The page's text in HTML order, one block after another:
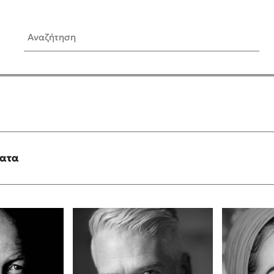
Αναζήτηση
είναι «το πρόβλημα»
αγνοείς
Τι είναι η
Δανάη Δεληγεώργη απαντά!
Συγχαρητήρια, Πέθανες!